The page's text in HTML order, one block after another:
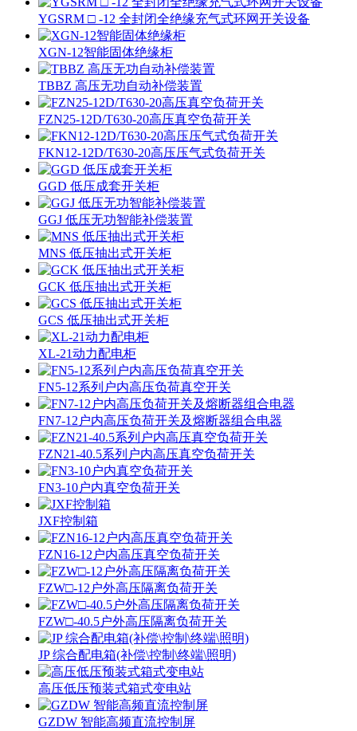
YGSRM □ -12 全封闭全绝缘充气式环网开关设备
XGN-12智能固体绝缘柜
TBBZ 高压无功自动补偿装置
FZN25-12D/T630-20高压真空负荷开关
FKN12-12D/T630-20高压压气式负荷开关
GGD 低压成套开关柜
GGJ 低压无功智能补偿装置
MNS 低压抽出式开关柜
GCK 低压抽出式开关柜
GCS 低压抽出式开关柜
XL-21动力配电柜
FN5-12系列户内高压负荷真空开关
FN7-12户内高压负荷开关及熔断器组合电器
FZN21-40.5系列户内高压真空负荷开关
FN3-10户内真空负荷开关
JXF控制箱
FZN16-12户内高压真空负荷开关
FZW□-12户外高压隔离负荷开关
FZW□-40.5户外高压隔离负荷开关
JP 综合配电箱(补偿\控制\终端\照明)
高压低压预装式箱式变电站
GZDW 智能高频直流控制屏